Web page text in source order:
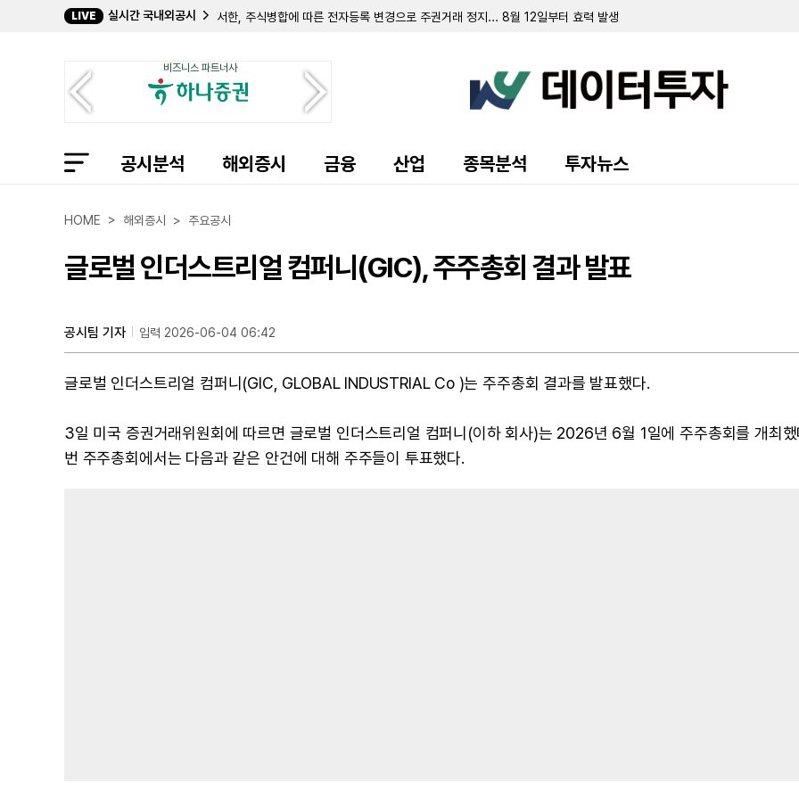
LIVE 실시간 국내외공시
엘에스케이무역, 더테크놀로지 주식 53만3030주 ↑…지분율 12.88%
IPARK현대산업개발, 조달청과 1402억원 규모 공급계약
미래에셋자산운용(주), 미래에셋생명 주식 2만2539주 ↑…지분율 24.49%
박영호 전무, 큐리옥스바이오시스템즈 주식 3000주 ↑…지분율 0.17%
한미사이언스 지분 변동 공시...임종훈 임원 170만주 장외매도
롯데케미칼 최대주주 지분율 54.57% 유지 속 임원진 주식 미세 조정
유안타증권 최대주주 지분 확대... 장내서 보통주 1만500주 추가 취득
이노진, 기준주가 대비 8.86% 할증 유상증자…8억 4000만 원 규모
비즈니스 파트너사
공시분석 해외증시 금융 산업 종목분석 투자뉴스
HOME > 해외증시 > 주요공시
글로벌 인더스트리얼 컴퍼니(GIC), 주주총회 결과 발표
공시팀 기자 입력 2026-06-04 06:42
글로벌 인더스트리얼 컴퍼니(GIC, GLOBAL INDUSTRIAL Co )는 주주총회 결과를 발표했다.
3일 미국 증권거래위원회에 따르면 글로벌 인더스트리얼 컴퍼니(이하 회사)는 2026년 6월 1일에 주주총회를 개최
번 주주총회에서는 다음과 같은 안건에 대해 주주들이 투표했다.